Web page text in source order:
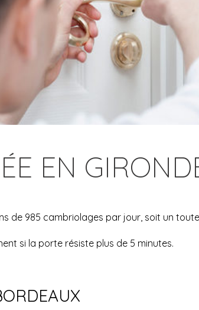
EN
de 985 cambriolages par jour, soit un
si la porte résiste plus de 5 minutes.